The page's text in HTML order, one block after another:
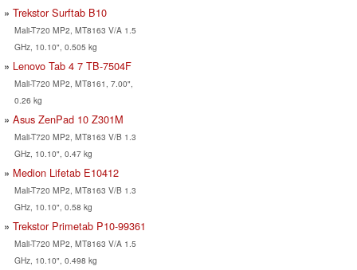
Trekstor Surftab B10
Mali-T720 MP2, MT8163 V/A 1.5
GHz, 10.10", 0.505 kg
Lenovo Tab 4 7 TB-7504F
Mali-T720 MP2, MT8161, 7.00",
0.26 kg
Asus ZenPad 10 Z301M
Mali-T720 MP2, MT8163 V/B 1.3
GHz, 10.10", 0.47 kg
Medion Lifetab E10412
Mali-T720 MP2, MT8163 V/B 1.3
GHz, 10.10", 0.58 kg
Trekstor Primetab P10-99361
Mali-T720 MP2, MT8163 V/A 1.5
GHz, 10.10", 0.498 kg